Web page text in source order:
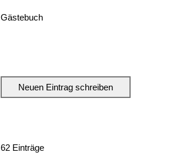
Gästebuch
62 Einträge